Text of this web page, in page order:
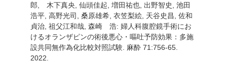
郎, 木下真央, 仙頭佳起, 増田祐也, 出野智史, 池田
浩平, 高野光司, 桑原雄希, 衣笠梨絵, 天谷史昌, 佐和
貞治, 祖父江和哉, 森崎 浩: 婦人科腹腔鏡手術にお
けるオランザピンの術後悪心・嘔吐予防効果：多施
設共同無作為化比較対照試験. 麻酔 71:756-65.
2022.